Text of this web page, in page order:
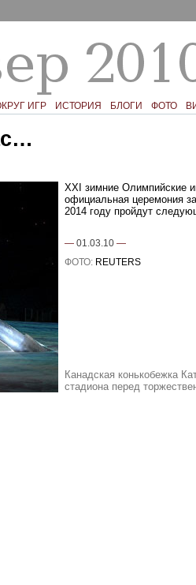
ИГР ИСТОРИЯ БЛОГИ ФОТО
XXI зимние Олимпийские
официальная церемония
2014 году пройдут
— 01.03.10 —
ФОТО: REUTERS
Канадская конькобежка
стадиона перед